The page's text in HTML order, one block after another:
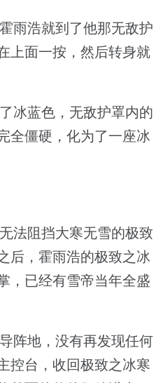
雨浩就到了他那无敌护
上面一按，然后转身就
冰蓝色，无敌护罩内的
全僵硬，化为了一座冰
法阻挡大寒无雪的极致
后，霍雨浩的极致之冰
，已经有雪帝当年全盛
阵地，没有再发现任何
控台，收回极致之冰寒